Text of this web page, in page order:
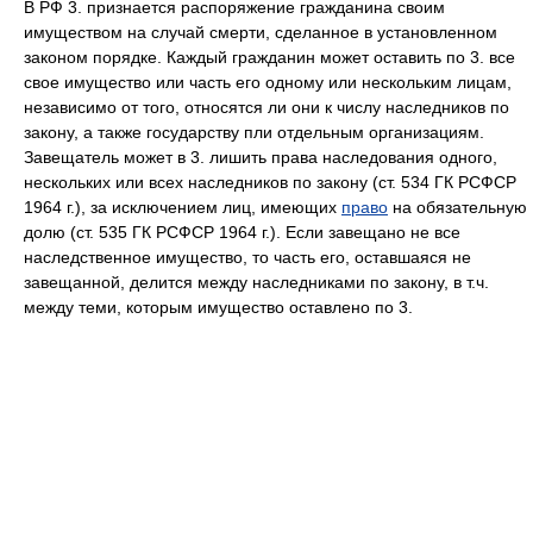
В РФ 3. признается распоряжение гражданина своим
имуществом на случай смерти, сделанное в установленном
законом порядке. Каждый гражданин может оставить по 3. все
свое имущество или часть его одному или нескольким лицам,
независимо от того, относятся ли они к числу наследников по
закону, а также государству пли отдельным организациям.
Завещатель может в 3. лишить права наследования одного,
нескольких или всех наследников по закону (ст. 534 ГК РСФСР
1964 г.), за исключением лиц, имеющих право на обязательную
долю (ст. 535 ГК РСФСР 1964 г.). Если завещано не все
наследственное имущество, то часть его, оставшаяся не
завещанной, делится между наследниками по закону, в т.ч.
между теми, которым имущество оставлено по 3.